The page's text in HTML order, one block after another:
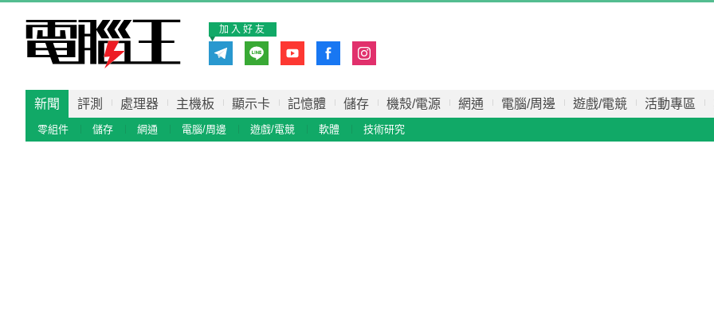
加入好友
新聞 評測 處理器 主機板 顯示卡 記憶體 儲存 機殼/電源 網通 電腦/周邊 遊戲/電競 活動專區
零組件 儲存 網通 電腦/周邊 遊戲/電競 軟體 技術研究